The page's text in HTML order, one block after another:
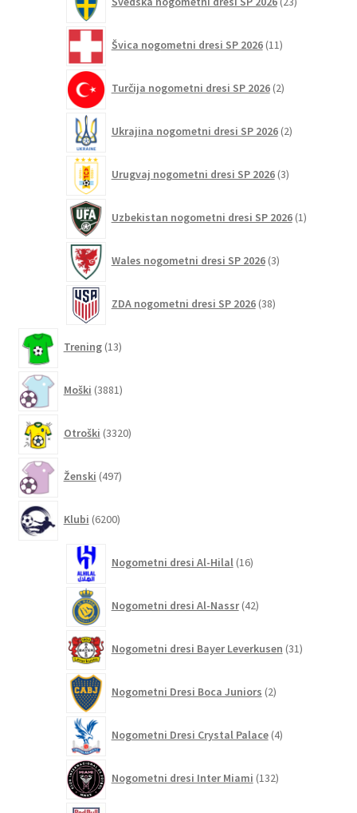
izdelkov
Švica nogometni dresi SP 2026 11izdelkov
Turčija nogometni dresi SP 2026 2izdelka
Ukrajina nogometni dresi SP 2026 2izdelka
Urugvaj nogometni dresi SP 2026 3izdelki
Uzbekistan nogometni dresi SP 2026 1izdelek
Wales nogometni dresi SP 2026 3izdelki
ZDA nogometni dresi SP 2026 38izdelkov
Trening 13izdelkov
Moški 3881izdelkov
Otroški 3320izdelkov
Ženski 497izdelkov
Klubi 6200izdelkov
Nogometni dresi Al-Hilal 16izdelkov
Nogometni dresi Al-Nassr 42izdelkov
Nogometni dresi Bayer Leverkusen 31izdelkov
Nogometni Dresi Boca Juniors 2izdelka
Nogometni Dresi Crystal Palace 4izdelki
Nogometni dresi Inter Miami 132izdelkov